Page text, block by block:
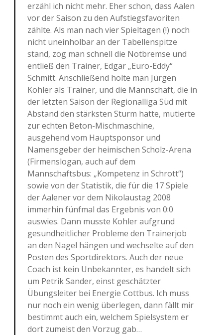
erzähl ich nicht mehr. Eher schon, dass Aalen
vor der Saison zu den Aufstiegsfavoriten
zählte. Als man nach vier Spieltagen (!) noch
nicht uneinholbar an der Tabellenspitze
stand, zog man schnell die Notbremse und
entließ den Trainer, Edgar „Euro-Eddy“
Schmitt. Anschließend holte man Jürgen
Kohler als Trainer, und die Mannschaft, die in
der letzten Saison der Regionalliga Süd mit
Abstand den stärksten Sturm hatte, mutierte
zur echten Beton-Mischmaschine,
ausgehend vom Hauptsponsor und
Namensgeber der heimischen Scholz-Arena
(Firmenslogan, auch auf dem
Mannschaftsbus: „Kompetenz in Schrott“)
sowie von der Statistik, die für die 17 Spiele
der Aalener vor dem Nikolaustag 2008
immerhin fünfmal das Ergebnis von 0:0
auswies. Dann musste Kohler aufgrund
gesundheitlicher Probleme den Trainerjob
an den Nagel hängen und wechselte auf den
Posten des Sportdirektors. Auch der neue
Coach ist kein Unbekannter, es handelt sich
um Petrik Sander, einst geschätzter
Übungsleiter bei Energie Cottbus. Ich muss
nur noch ein wenig überlegen, dann fällt mir
bestimmt auch ein, welchem Spielsystem er
dort zumeist den Vorzug gab…